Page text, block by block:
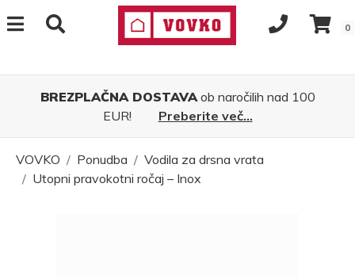
0
BREZPLAČNA DOSTAVAob naročilih nad 100
EUR!
Preberite več...
VOVKO Ponudba
Vodila za drsna vrata
Utopni pravokotni ročaj – Inox